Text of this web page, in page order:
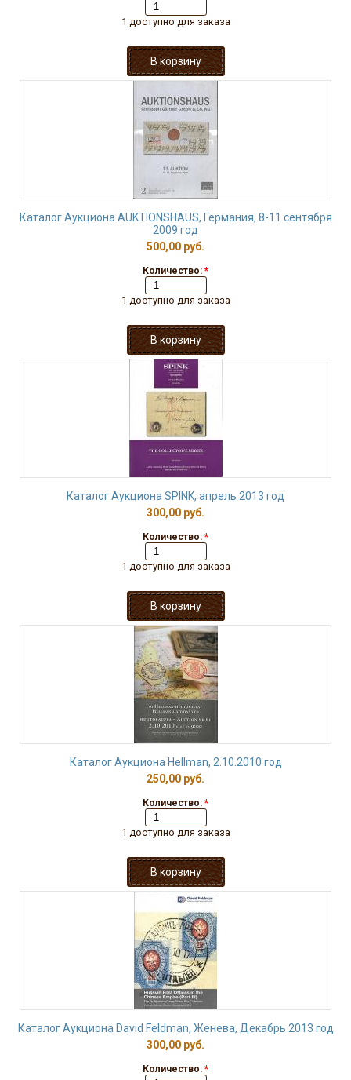
1 доступно для заказа
Каталог Аукциона AUKTIONSHAUS, Германия, 8-11 сентября
2009 год
500,00 руб.
Количество: *
1 доступно для заказа
Каталог Аукциона SPINK, апрель 2013 год
300,00 руб.
Количество: *
1 доступно для заказа
Каталог Аукциона Hellman, 2.10.2010 год
250,00 руб.
Количество: *
1 доступно для заказа
Каталог Аукциона David Feldman, Женева, Декабрь 2013 год
300,00 руб.
Количество: *